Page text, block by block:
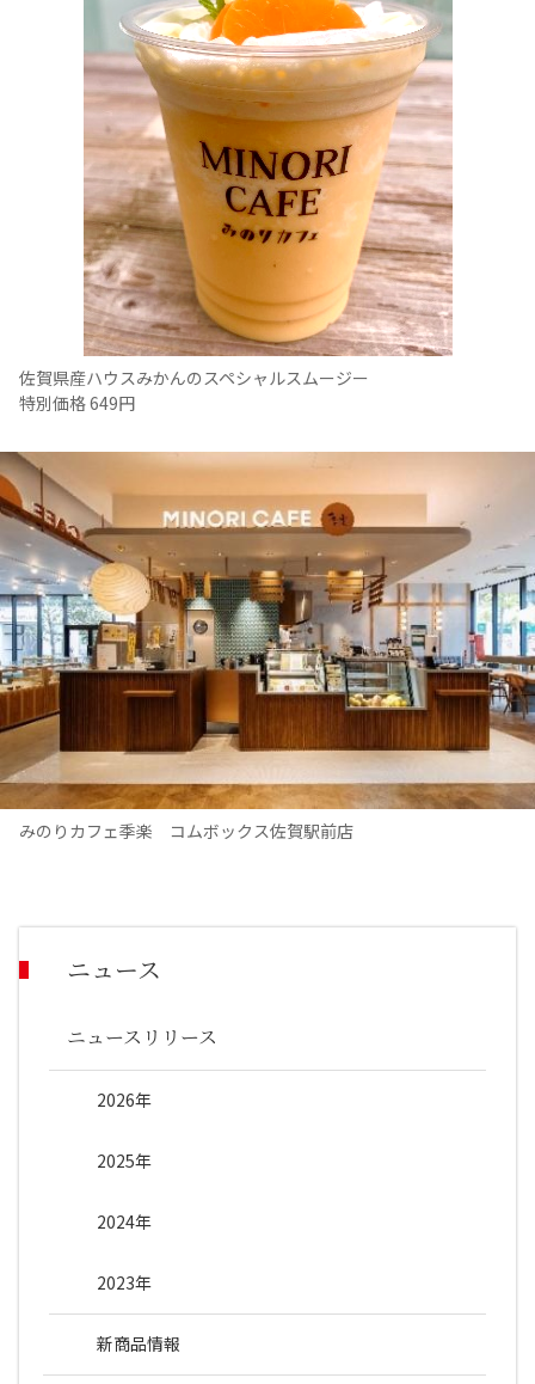
佐賀県産ハウスみかんのスペシャルスムージー
特別価格 649円
みのりカフェ季楽 コムボックス佐賀駅前店
ニュース
ニュースリリース
2026年
2025年
2024年
2023年
新商品情報